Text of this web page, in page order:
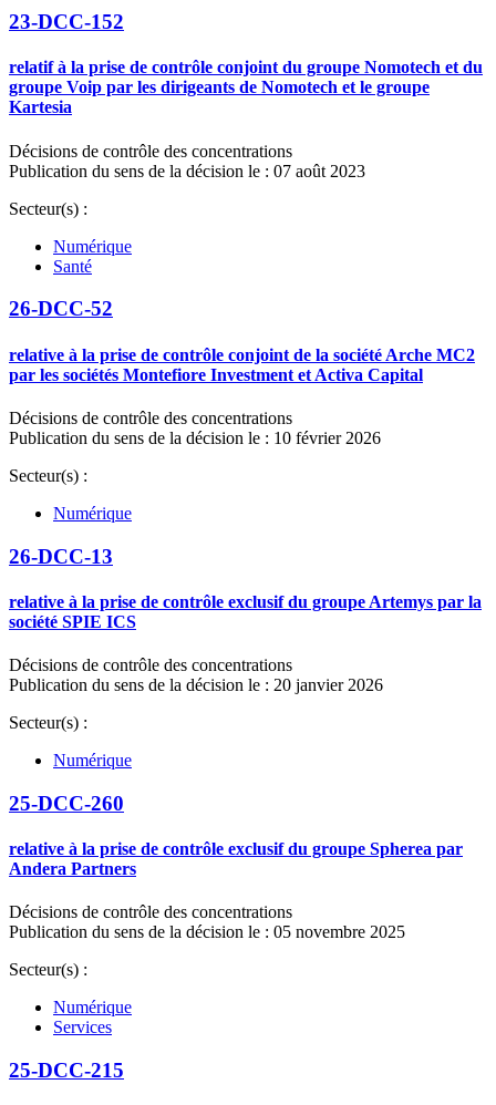
23-DCC-152
relatif à la prise de contrôle conjoint du groupe Nomotech et du
groupe Voip par les dirigeants de Nomotech et le groupe
Kartesia
Décisions de contrôle des concentrations
Publication du sens de la décision le : 07 août 2023
Secteur(s) :
Numérique
Santé
26-DCC-52
relative à la prise de contrôle conjoint de la société Arche MC2
par les sociétés Montefiore Investment et Activa Capital
Décisions de contrôle des concentrations
Publication du sens de la décision le : 10 février 2026
Secteur(s) :
Numérique
26-DCC-13
relative à la prise de contrôle exclusif du groupe Artemys par la
société SPIE ICS
Décisions de contrôle des concentrations
Publication du sens de la décision le : 20 janvier 2026
Secteur(s) :
Numérique
25-DCC-260
relative à la prise de contrôle exclusif du groupe Spherea par
Andera Partners
Décisions de contrôle des concentrations
Publication du sens de la décision le : 05 novembre 2025
Secteur(s) :
Numérique
Services
25-DCC-215